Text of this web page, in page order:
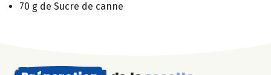
70 g de Sucre de canne